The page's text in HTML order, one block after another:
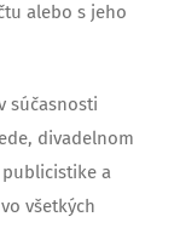
alebo s jeho
súčasnosti
divadelnom
a
všetkých